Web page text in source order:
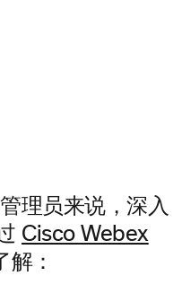
理员来说，深入
Cisco Webex
：